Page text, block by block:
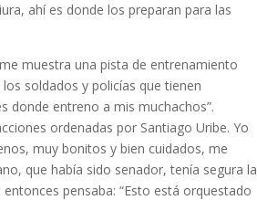
ahí es donde los preparan para las
muestra una pista de entrenamiento
soldados y poli­cías que tienen
donde entreno a mis muchachos”.
ordenadas por San­tiago Uribe. Yo
muy bonitos y bien cuidados, me
que había sido senador, tenía segura la
pensaba: “Esto está orquestado